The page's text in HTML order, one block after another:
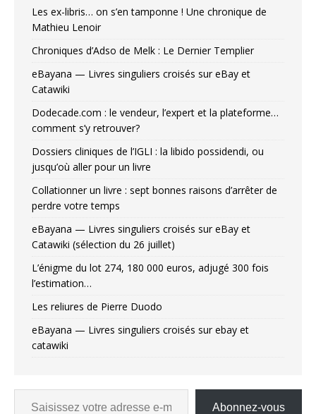
Les ex-libris… on s’en tamponne ! Une chronique de
Mathieu Lenoir
Chroniques d’Adso de Melk : Le Dernier Templier
eBayana — Livres singuliers croisés sur eBay et
Catawiki
Dodecade.com : le vendeur, l’expert et la plateforme…
comment s’y retrouver?
Dossiers cliniques de l’IGLI : la libido possidendi, ou
jusqu’où aller pour un livre
Collationner un livre : sept bonnes raisons d’arrêter de
perdre votre temps
eBayana — Livres singuliers croisés sur eBay et
Catawiki (sélection du 26 juillet)
L’énigme du lot 274, 180 000 euros, adjugé 300 fois
l’estimation…
Les reliures de Pierre Duodo
eBayana — Livres singuliers croisés sur ebay et
catawiki
Abonnez-vous